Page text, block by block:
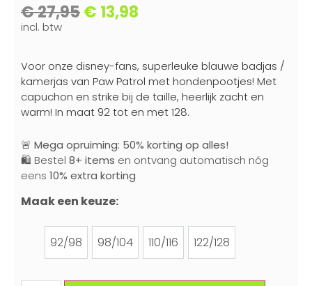
€27,95€ 13,98
incl. btw
Voor onze disney-fans, superleuke blauwe badjas /
kamerjas van Paw Patrol met hondenpootjes! Met
capuchon en strike bij de taille, heerlijk zacht en
warm! In maat 92 tot en met 128.
🚨 Mega opruiming: 50% korting op alles!
🛍️ Bestel 8+ items en ontvang automatisch nóg
eens 10% extra korting
Maak een keuze:
92/98
92/98
98/104
98/104
110/116
110/116
122/128
122/128